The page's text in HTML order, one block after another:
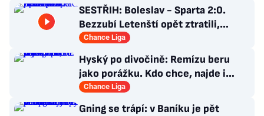
SESTŘIH: Boleslav - Sparta 2:0.
Bezzubí Letenští opět ztratili,
domácí rozhodli v první půli
Chance Liga
Hyský po divočině: Remízu beru
jako porážku. Kdo chce, najde i
hodně pozitivních věcí
Chance Liga
Gning se trápí: v Baníku je pět